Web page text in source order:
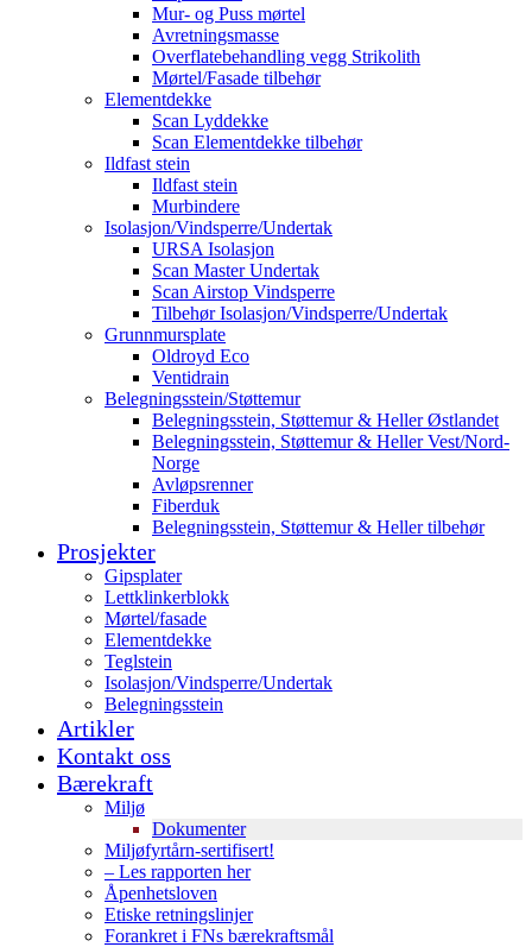
Mur- og Puss mørtel
Avretningsmasse
Overflatebehandling vegg Strikolith
Mørtel/Fasade tilbehør
Elementdekke
Scan Lyddekke
Scan Elementdekke tilbehør
Ildfast stein
Ildfast stein
Murbindere
Isolasjon/Vindsperre/Undertak
URSA Isolasjon
Scan Master Undertak
Scan Airstop Vindsperre
Tilbehør Isolasjon/Vindsperre/Undertak
Grunnmursplate
Oldroyd Eco
Ventidrain
Belegningsstein/Støttemur
Belegningsstein, Støttemur & Heller Østlandet
Belegningsstein, Støttemur & Heller Vest/Nord-
Norge
Avløpsrenner
Fiberduk
Belegningsstein, Støttemur & Heller tilbehør
Prosjekter
Gipsplater
Lettklinkerblokk
Mørtel/fasade
Elementdekke
Teglstein
Isolasjon/Vindsperre/Undertak
Belegningsstein
Artikler
Kontakt oss
Bærekraft
Miljø
Dokumenter
Miljøfyrtårn-sertifisert!
– Les rapporten her
Åpenhetsloven
Etiske retningslinjer
Forankret i FNs bærekraftsmål